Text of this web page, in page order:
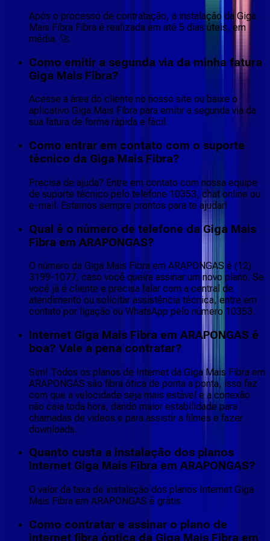
Após o processo de contratação, a instalação da Giga
Mais Fibra Fibra é realizada em até 5 dias úteis, em
média. 🚀
Como emitir a segunda via da minha fatura
Giga Mais Fibra?
Acesse a área do cliente no nosso site ou baixe o
aplicativo Giga Mais Fibra para emitir a segunda via da
sua fatura de forma rápida e fácil.
Como entrar em contato com o suporte
técnico da Giga Mais Fibra?
Precisa de ajuda? Entre em contato com nossa equipe
de suporte técnico pelo telefone 10353, chat online ou
e-mail. Estamos sempre prontos para te ajudar!
Qual é o número de telefone da Giga Mais
Fibra em ARAPONGAS?
O número da Giga Mais Fibra em ARAPONGAS é (12)
3199-1077, caso você queira assinar um novo plano. Se
você já é cliente e precisa falar com a central de
atendimento ou solicitar assistência técnica, entre em
contato por ligação ou WhatsApp pelo número 10353.
Internet Giga Mais Fibra em ARAPONGAS é
boa? Vale a pena contratar?
Sim! Todos os planos de Internet da Giga Mais Fibra em
ARAPONGAS são fibra ótica de ponta a ponta, isso faz
com que a velocidade seja mais estável e a conexão
não caia toda hora, dando maior estabilidade para
chamadas de vídeos e para assistir a filmes e fazer
downloads.
Quanto custa a instalação dos planos
Internet Giga Mais Fibra em ARAPONGAS?
O valor da taxa de instalação dos planos Internet Giga
Mais Fibra em ARAPONGAS é grátis.
Como contratar e assinar o plano de
internet fibra óptica da Giga Mais Fibra em